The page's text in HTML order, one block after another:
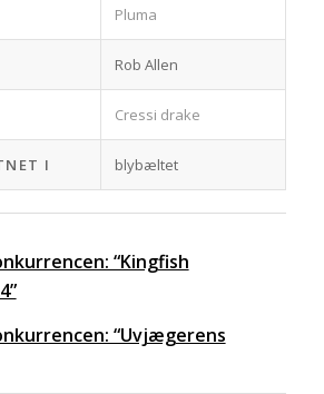
Pluma
Rob Allen
Cressi drake
I blybæltet
“Kingfish
“Uvjægerens